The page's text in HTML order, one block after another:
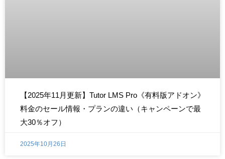
【2025年11月更新】Tutor LMS Pro《有料版アドオン》
料金のセール情報・プランの違い（キャンペーンで最
大30％オフ）
2025年10月26日